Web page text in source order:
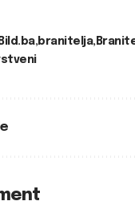
Bild.ba branitelja